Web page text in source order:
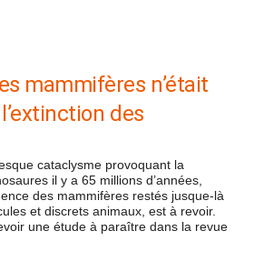
mammifères n’était
des
cataclysme provoquant la
il y a 65 millions d’années,
des mammifères restés jusque-là
et discrets animaux, est à revoir.
une étude à paraître dans la revue